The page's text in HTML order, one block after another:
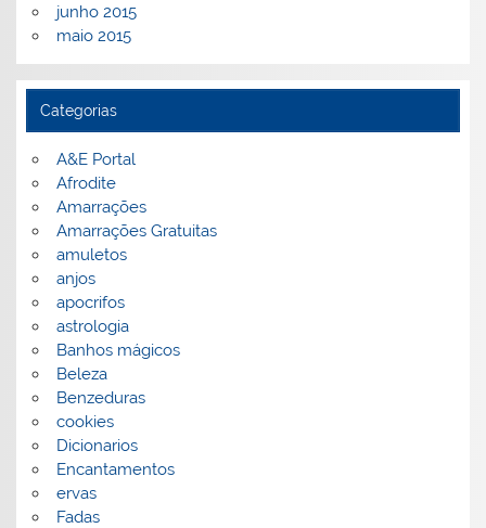
junho 2015
maio 2015
Categorias
A&E Portal
Afrodite
Amarrações
Amarrações Gratuitas
amuletos
anjos
apocrifos
astrologia
Banhos mágicos
Beleza
Benzeduras
cookies
Dicionarios
Encantamentos
ervas
Fadas